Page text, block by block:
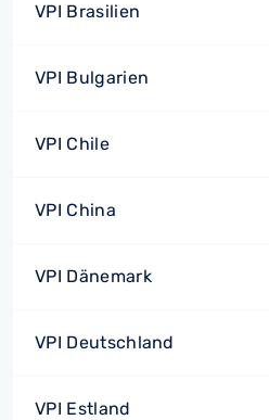
VPI Brasilien
VPI Bulgarien
VPI Chile
VPI China
VPI Dänemark
VPI Deutschland
VPI Estland